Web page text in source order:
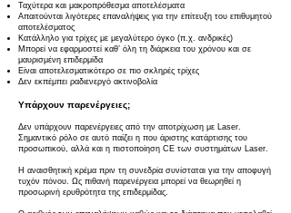
Ταχύτερα και μακροπρόθεσμα αποτελέσματα
Απαιτούνται λιγότερες επαναλήψεις για την επίτευξη του επιθυμητού
αποτελέσματος
Κατάλληλο για τρίχες με μεγαλύτερο όγκο (π.χ. ανδρικές)
Μπορεί να εφαρμοστεί καθ’ όλη τη διάρκεια του χρόνου και σε
μαυρισμένη επιδερμίδα
Είναι αποτελεσματικότερο σε πιο σκληρές τρίχες
Δεν εκπέμπει ραδιενεργό ακτινοβολία
Υπάρχουν παρενέργειες;
Δεν υπάρχουν παρενέργειες από την αποτρίχωση με Laser.
Σημαντικό ρόλο σε αυτό παίζει η που άριστης κατάρτισης του
προσωπικού, αλλά και η πιστοποίηση CE των συστημάτων Laser.
Η αναισθητική κρέμα πριν τη συνεδρία συνίσταται για την αποφυγή
τυχόν πόνου. Ως πιθανή παρενέργεια μπορεί να θεωρηθεί η
προσωρινή ερυθρότητα της επιδερμίδας.